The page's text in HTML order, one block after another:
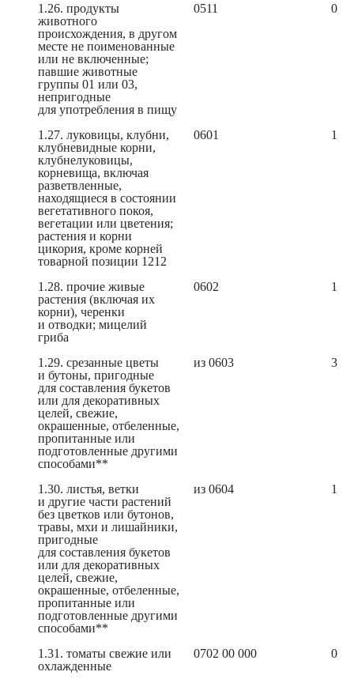
1.26. продукты
животного
происхождения, в другом
месте не поименованные
или не включенные;
павшие животные
группы 01 или 03,
непригодные
для употребления в пищу
0511
1.27. луковицы, клубни,
клубневидные корни,
клубнелуковицы,
корневища, включая
разветвленные,
находящиеся в состоянии
вегетативного покоя,
вегетации или цветения;
растения и корни
цикория, кроме корней
товарной позиции 1212
0601
1.28. прочие живые
растения (включая их
корни), черенки
и отводки; мицелий
гриба
0602
1.29. срезанные цветы
и бутоны, пригодные
для составления букетов
или для декоративных
целей, свежие,
окрашенные, отбеленные,
пропитанные или
подготовленные другими
способами**
из 0603
1.30. листья, ветки
и другие части растений
без цветков или бутонов,
травы, мхи и лишайники,
пригодные
для составления букетов
или для декоративных
целей, свежие,
окрашенные, отбеленные,
пропитанные или
подготовленные другими
способами**
из 0604
1.31. томаты свежие или
охлажденные
0702 00 000